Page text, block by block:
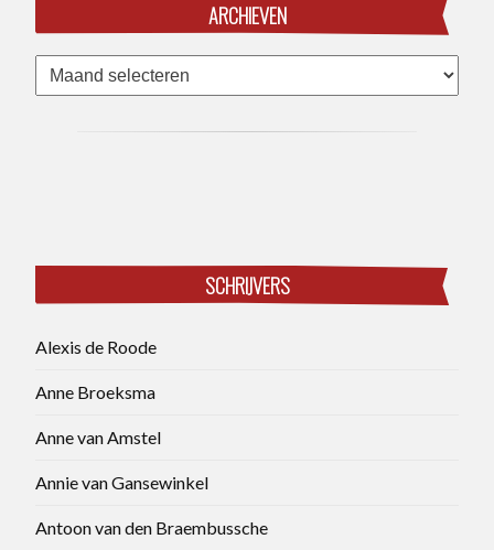
ARCHIEVEN
Archieven
SCHRIJVERS
Alexis de Roode
Anne Broeksma
Anne van Amstel
Annie van Gansewinkel
Antoon van den Braembussche